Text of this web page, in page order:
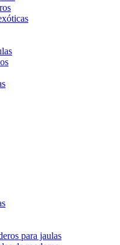
para jaulas